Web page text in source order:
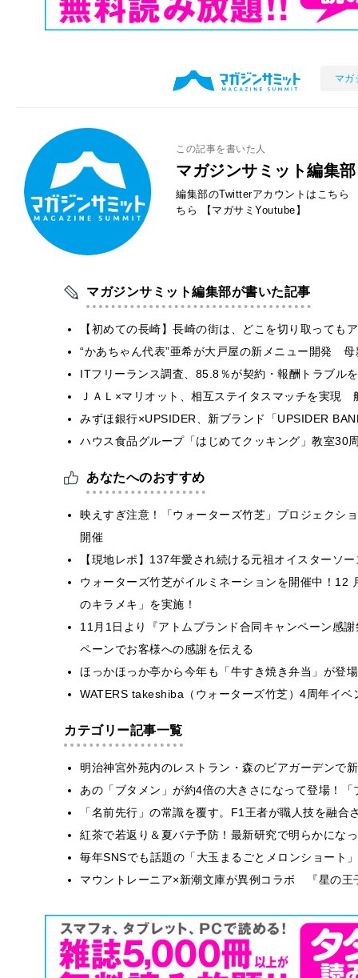
マガ
この記事を書いた人
マガジンサミット編集部
編集部のTwitterアカウントはこちら
ちら
【マガサミYoutube】
マガジンサミット編集部が書いた記事
【初めての長崎】長崎の街は、どこを切り取って
“かあちゃん代表”亜希が大戸屋の新メニュー開発
ITフリーランス調査、85.8％が契約・報酬トラブ
ＪＡＬ×マリオット、相互ステイタスマッチを実
みずほ銀行×UPSIDER、新ブランド「UPSIDER
ハウス食品グループ「はじめてクッキング」教室
あなたへのおすすめ
映えすぎ注意！「ウォーターズ竹芝」プロジェクシ
開催
【現地レポ】137年愛され続ける元祖オイスターソ
ウォーターズ⽵芝がイルミネーションを開催中！12
のキラメキ」を実施！
11月1日より『アトムブランド合同キャンペーン感
ペーンでお客様への感謝を伝える
ほっかほっか亭から今年も「牛すき焼き弁当」が登
WATERS takeshiba（ウォーターズ竹芝）4周年イ
カテゴリー記事一覧
明治神宮外苑内のレストラン・森のビアガーデンで
あの「ブタメン」が約4倍の大きさになって登場！
「名前先行」の常識を覆す。F1王者が職人技を融
紅茶で若返り＆夏バテ予防！最新研究で明らかにな
毎年SNSでも話題の「大玉まるごとメロンショート
マウントレーニア×新潮文庫が異例コラボ 『星の